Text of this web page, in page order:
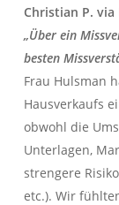
Christian P.
„Über ein
besten
Frau Hulsman
Hausverkaufs
obwohl die
Unterlagen,
strengere
etc.). Wir